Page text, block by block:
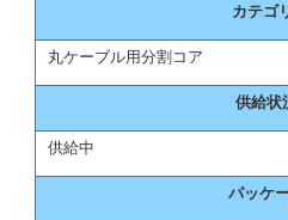
カテゴ
丸ケーブル用分割コア
供給状
供給中
パッケ